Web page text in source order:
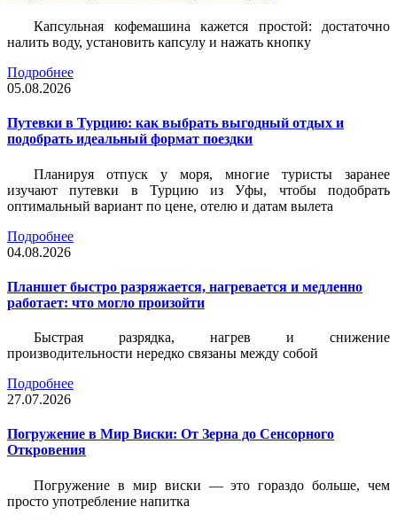
Капсульная кофемашина кажется простой: достаточно
налить воду, установить капсулу и нажать кнопку
Подробнее
05.08.2026
Путевки в Турцию: как выбрать выгодный отдых и
подобрать идеальный формат поездки
Планируя отпуск у моря, многие туристы заранее
изучают путевки в Турцию из Уфы, чтобы подобрать
оптимальный вариант по цене, отелю и датам вылета
Подробнее
04.08.2026
Планшет быстро разряжается, нагревается и медленно
работает: что могло произойти
Быстрая разрядка, нагрев и снижение
производительности нередко связаны между собой
Подробнее
27.07.2026
Погружение в Мир Виски: От Зерна до Сенсорного
Откровения
Погружение в мир виски — это гораздо больше, чем
просто употребление напитка